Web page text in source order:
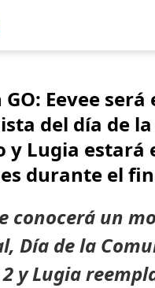
Eevee será
del día de
y Lugia estará
durante el
conocerá un
Día de la
y Lugia